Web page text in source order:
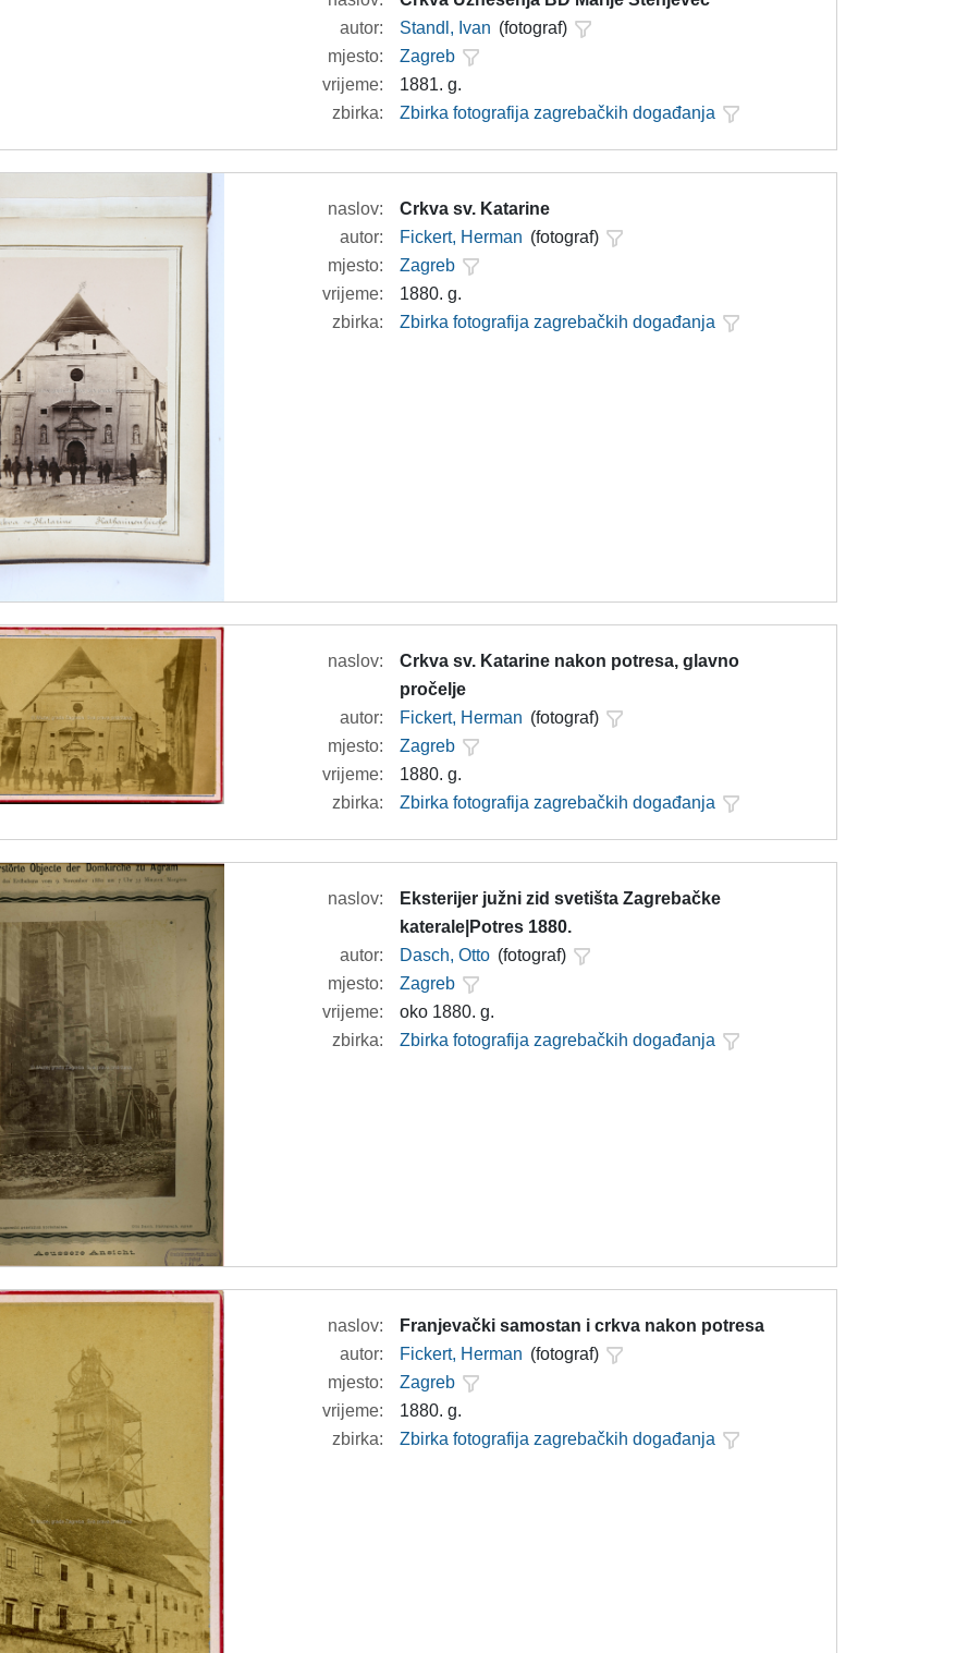
autor:
Standl, Ivan (fotograf)
mjesto:
Zagreb
vrijeme:
1881. g.
zbirka:
Zbirka fotografija zagrebačkih događanja
naslov:
Crkva sv. Katarine
autor:
Fickert, Herman (fotograf)
mjesto:
Zagreb
vrijeme:
1880. g.
zbirka:
Zbirka fotografija zagrebačkih događanja
naslov:
Crkva sv. Katarine nakon potresa, glavno
pročelje
autor:
Fickert, Herman (fotograf)
mjesto:
Zagreb
vrijeme:
1880. g.
zbirka:
Zbirka fotografija zagrebačkih događanja
naslov:
Eksterijer južni zid svetišta Zagrebačke
katerale|Potres 1880.
autor:
Dasch, Otto (fotograf)
mjesto:
Zagreb
vrijeme:
oko 1880. g.
zbirka:
Zbirka fotografija zagrebačkih događanja
naslov:
Franjevački samostan i crkva nakon potresa
autor:
Fickert, Herman (fotograf)
mjesto:
Zagreb
vrijeme:
1880. g.
zbirka:
Zbirka fotografija zagrebačkih događanja